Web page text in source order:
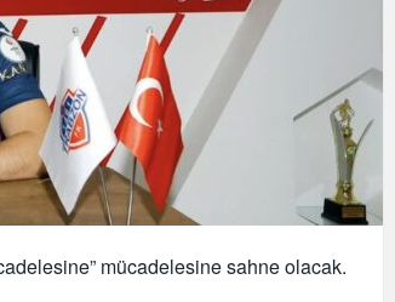
mücadelesine sahne olacak.